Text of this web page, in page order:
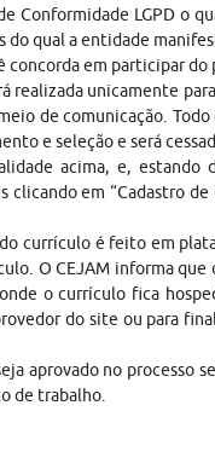
Conformidade LGPD
do qual a entidade
concorda em participar
realizada unicamente
de comunicação.
e seleção e será
acima, e, estando
clicando em “Cadastro
currículo é feito em
O CEJAM informa
o currículo fica
do site ou para
aprovado no processo
de trabalho.